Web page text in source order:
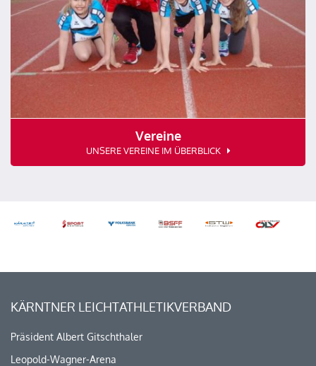
Vereine
UNSERE VEREINE IM ÜBERBLICK
KÄRNTNER LEICHTATHLETIKVERBAND
Präsident Albert Gitschthaler
Leopold-Wagner-Arena